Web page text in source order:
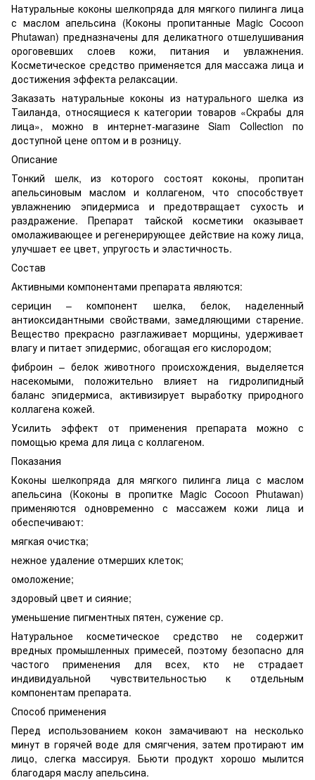
Натуральные коконы шелкопряда для мягкого пилинга лица
с маслом апельсина (Коконы пропитанные Magic Cocoon
Phutawan) предназначены для деликатного отшелушивания
ороговевших слоев кожи, питания и увлажнения.
Косметическое средство применяется для массажа лица и
достижения эффекта релаксации.
Заказать натуральные коконы из натурального шелка из
Таиланда, относящиеся к категории товаров «Скрабы для
лица», можно в интернет-магазине Siam Collection по
доступной цене оптом и в розницу.
Описание
Тонкий шелк, из которого состоят коконы, пропитан
апельсиновым маслом и коллагеном, что способствует
увлажнению эпидермиса и предотвращает сухость и
раздражение. Препарат тайской косметики оказывает
омолаживающее и регенерирующее действие на кожу лица,
улучшает ее цвет, упругость и эластичность.
Состав
Активными компонентами препарата являются:
серицин – компонент шелка, белок, наделенный
антиоксидантными свойствами, замедляющими старение.
Вещество прекрасно разглаживает морщины, удерживает
влагу и питает эпидермис, обогащая его кислородом;
фиброин – белок животного происхождения, выделяется
насекомыми, положительно влияет на гидролипидный
баланс эпидермиса, активизирует выработку природного
коллагена кожей.
Усилить эффект от применения препарата можно с
помощью крема для лица с коллагеном.
Показания
Коконы шелкопряда для мягкого пилинга лица с маслом
апельсина (Коконы в пропитке Magic Cocoon Phutawan)
применяются одновременно с массажем кожи лица и
обеспечивают:
мягкая очистка;
нежное удаление отмерших клеток;
омоложение;
здоровый цвет и сияние;
уменьшение пигментных пятен, сужение ср.
Натуральное косметическое средство не содержит
вредных промышленных примесей, поэтому безопасно для
частого применения для всех, кто не страдает
индивидуальной чувствительностью к отдельным
компонентам препарата.
Способ применения
Перед использованием кокон замачивают на несколько
минут в горячей воде для смягчения, затем протирают им
лицо, слегка массируя. Бьюти продукт хорошо мылится
благодаря маслу апельсина.